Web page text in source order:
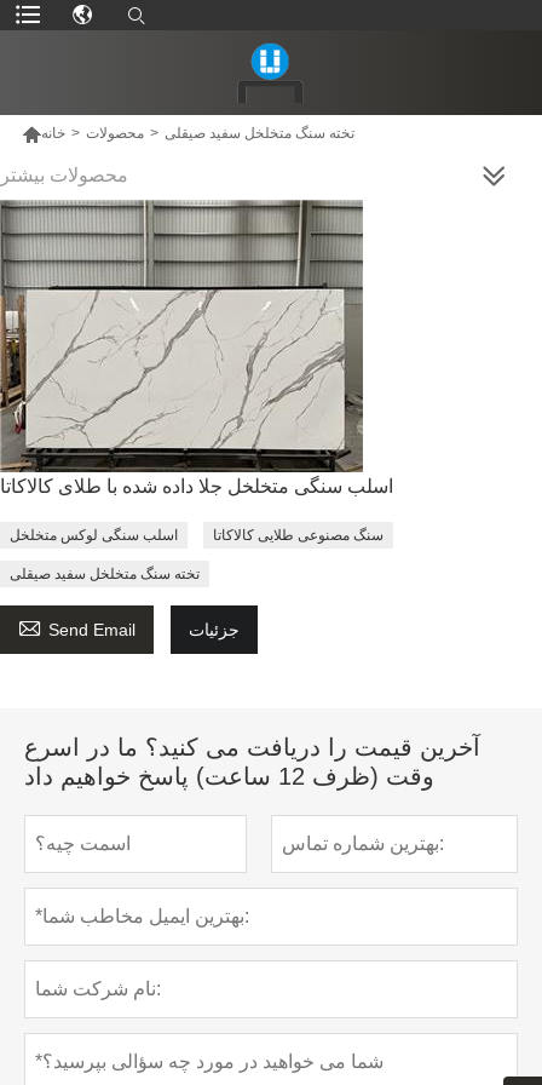
خانه > محصولات > تخته سنگ متخلخل سفید صیقلی
محصولات بیشتر
اسلب سنگی متخلخل جلا داده شده با طلای کالاکاتا
اسلب سنگی لوکس متخلخل سنگ مصنوعی طلایی کالاکاتا
تخته سنگ متخلخل سفید صیقلی
 Send Email جزئیات
آخرین قیمت را دریافت می کنید؟ ما در اسرع
وقت (ظرف 12 ساعت) پاسخ خواهیم داد